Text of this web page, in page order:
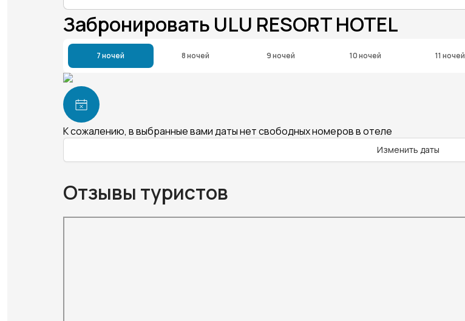
Забронировать ULU RESORT HOTEL
7 ночей 8 ночей 9 ночей 10 ночей 11 ночей
К сожалению, в выбранные вами даты нет свободных номеров в отеле
Изменить даты
Отзывы туристов